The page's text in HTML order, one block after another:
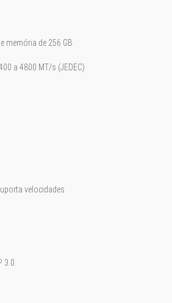
memória de 256 GB.
a 4800 MT/s (JEDEC)
velocidades
3.0.